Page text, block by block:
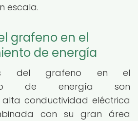
escala.
grafeno en el
de energía
del grafeno en el
de energía son
alta conductividad eléctrica
con su gran área